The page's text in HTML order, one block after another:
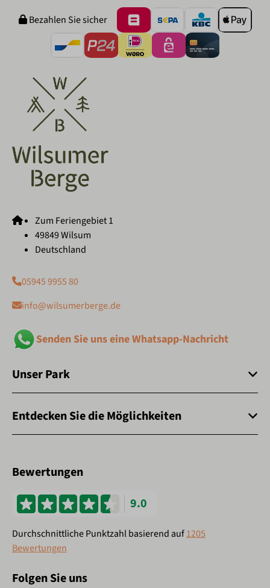
Bezahlen Sie sicher
Zum Feriengebiet 1
49849 Wilsum
Deutschland
05945 9955 80
info@wilsumerberge.de
Senden Sie uns eine Whatsapp-Nachricht
Unser Park
Entdecken Sie die Möglichkeiten
Bewertungen
9.0
Durchschnittliche Punktzahl basierend auf1205
Bewertungen
Folgen Sie uns